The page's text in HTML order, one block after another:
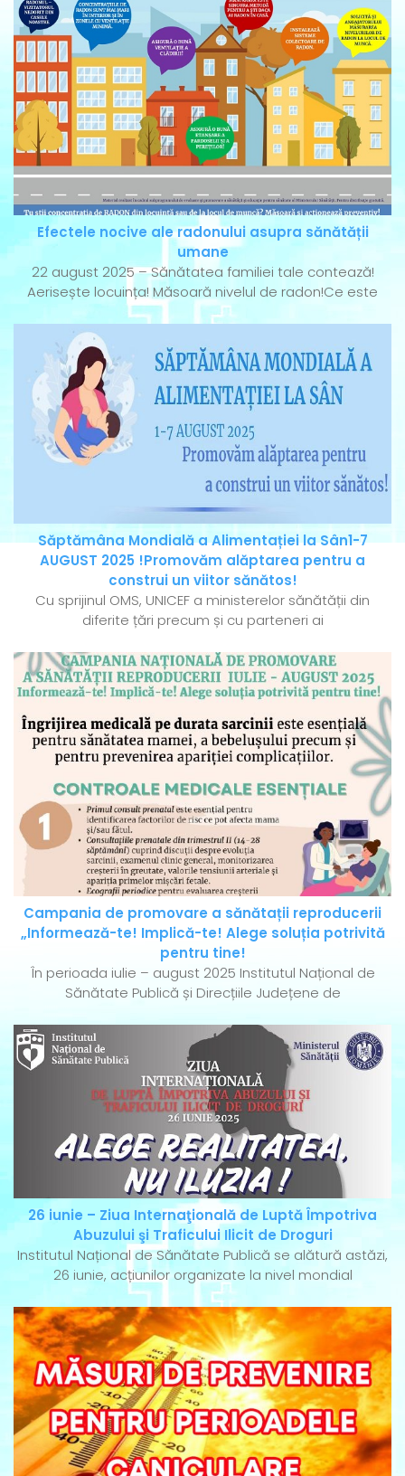
Efectele nocive ale radonului asupra sănătății
umane
22 august 2025 – Sănătatea familiei tale contează!
Aerisește locuința! Măsoară nivelul de radon!Ce este
Săptămâna Mondială a Alimentației la Sân1-7
AUGUST 2025 !Promovăm alăptarea pentru a
construi un viitor sănătos!
Cu sprijinul OMS, UNICEF a ministerelor sănătății din
diferite țări precum și cu parteneri ai
Campania de promovare a sănătații reproducerii
„Informează-te! Implică-te! Alege soluția potrivită
pentru tine!
În perioada iulie – august 2025 Institutul Național de
Sănătate Publică și Direcțiile Județene de
26 iunie – Ziua Internaţională de Luptă Împotriva
Abuzului şi Traficului Ilicit de Droguri
Institutul Național de Sănătate Publică se alătură astăzi,
26 iunie, acțiunilor organizate la nivel mondial